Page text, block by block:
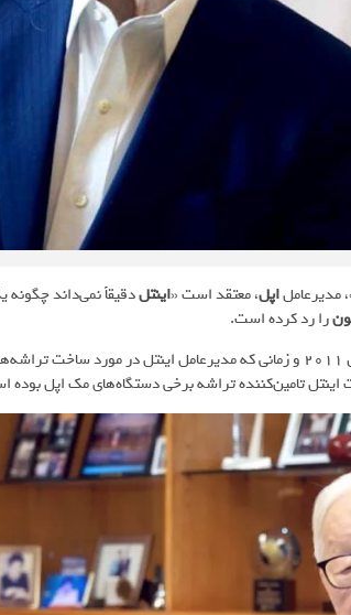
مدیرعاملاپل، معتقد است «اینتلدقیقاً نمی‌داند
را رد کرده است.
توضیح می‌دهد که اپل در فوریه سال 2011 و زمانی که مدیرعامل اینتل در مورد